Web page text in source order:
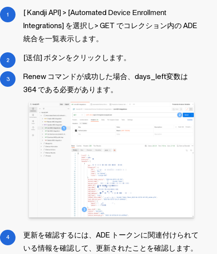
[KandjiAPI] > [Automated Device Enrollment
Integrations] を選択し> GET でコレクション内の ADE
統合を一覧表示します。
[送信] ボタンをクリックします。
Renew コマンドが成功した場合、days_left変数は
364 である必要があります。
更新を確認するには、ADE トークンに関連付けられて
いる情報を確認して、更新されたことを確認します。